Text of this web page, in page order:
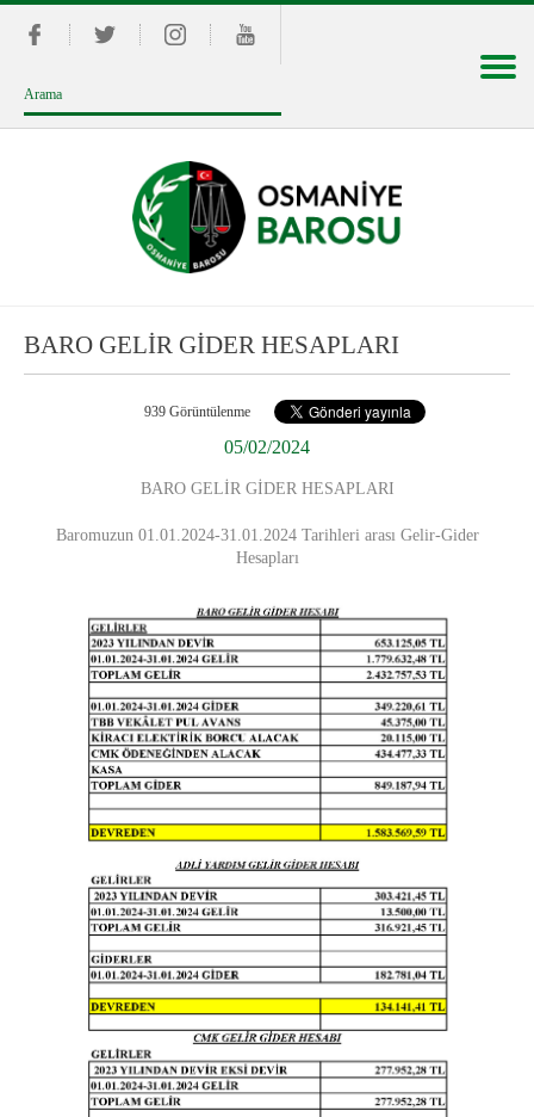
BARO GELİR GİDER HESAPLARI
939 Görüntülenme
05/02/2024
BARO GELİR GİDER HESAPLARI
Baromuzun 01.01.2024-31.01.2024 Tarihleri arası Gelir-Gider
Hesapları